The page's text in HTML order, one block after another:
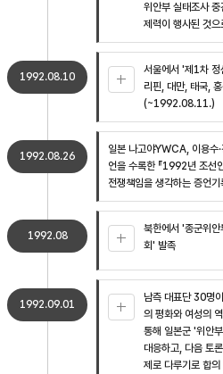
위안부 실태조사
제력이 행사된 것
1992.08.10
서울에서 '제1차 정
리핀, 대만, 태국,
(~1992.08.11.)
1992.08.26
일본 나고야YWCA, 이용수
언을 수록한 『1992년 조선
전쟁책임을 생각하는 증언기
1992.08
북한에서 '종군위
회' 발족
1992.09.01
남측 대표단 30명
의 평화와 여성의
통해 일본군 '위안
대응하고, 다음 토
제로 다루기로 합의